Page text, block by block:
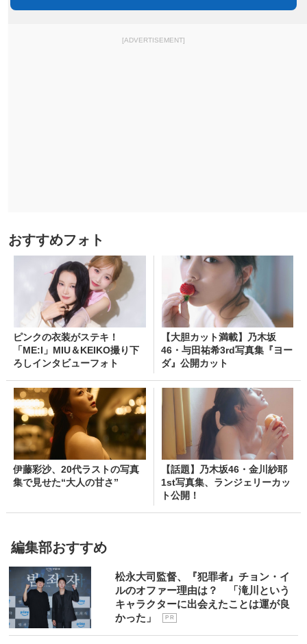
[ADVERTISEMENT]
おすすめフォト
ピンクの衣装がステキ！
「ME:I」MIU＆KEIKO撮り下
ろしインタビューフォト
【大胆カット満載】乃木坂
46・与田祐希3rd写真集『ヨー
ダ』公開カット
伊藤彩沙、20代ラストの写真
集で見せた“大人の甘さ”
【話題】乃木坂46・金川紗耶
1st写真集、ランジェリーカッ
ト公開！
編集部おすすめ
松永大司監督、『犯罪者』チョン・イ
ルのオファー理由は？ 「滝川という
キャラクターに出会えたことは運が良
かった」
P R